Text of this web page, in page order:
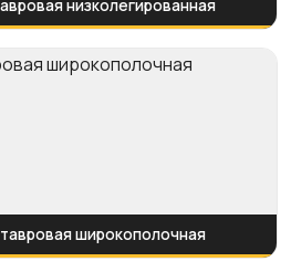
низколегированная
широкополочная